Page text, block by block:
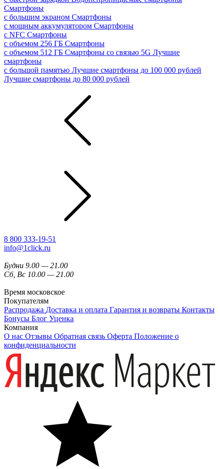
Смартфоны
с большим экраном Смартфоны
с мощным аккумулятором Смартфоны
с NFC Смартфоны
с объемом 256 ГБ Смартфоны
с объемом 512 ГБ Смартфоны со связью 5G Лучшие
смартфоны
с большой памятью Лучшие смартфоны до 100 000 рублей
Лучшие смартфоны до 80 000 рублей
8 800 333-19-51
info@1click.ru
Будни 9.00 — 21.00
Сб, Вс 10.00 — 21.00
Время московское
Покупателям
Распродажа Доставка и оплата Гарантия и возвраты Контакты
Бонусы Блог Уценка
Компания
О нас Отзывы Обратная связь Оферта Положение о
конфиденциальности